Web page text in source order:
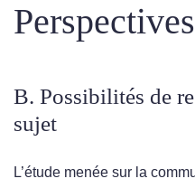
Perspectives
B. Possibilités de
sujet
L’étude menée sur la